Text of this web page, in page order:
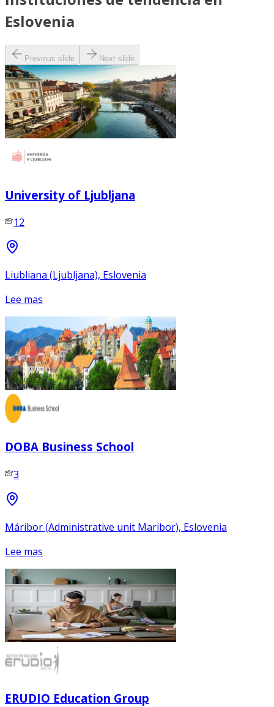
Eslovenia
Previous slide Next slide
University of Ljubljana
12
Liubliana (Ljubljana), Eslovenia
Lee mas
DOBA Business School
3
Máribor (Administrative unit Maribor), Eslovenia
Lee mas
ERUDIO Education Group